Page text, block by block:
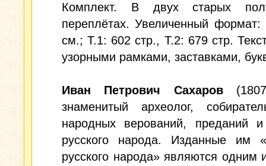
Комплект. В двух старых
переплётах. Увеличенный формат:
см.; Т.1: 602 стр., Т.2: 679 стр.
узорными рамками, заставками,
Иван Петрович Сахаров
знаменитый археолог,
народных верований, преданий
русского народа. Изданные им
русского народа» являются одним